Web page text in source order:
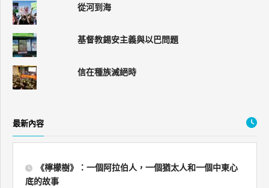
從河到海
基督教錫安主義與以巴問題
信在種族滅絕時
最新內容
《檸檬樹》：一個阿拉伯人，一個猶太人和一個中東心
底的故事